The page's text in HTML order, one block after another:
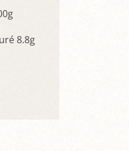
8.8g